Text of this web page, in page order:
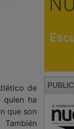
de
quien ha
que son
También